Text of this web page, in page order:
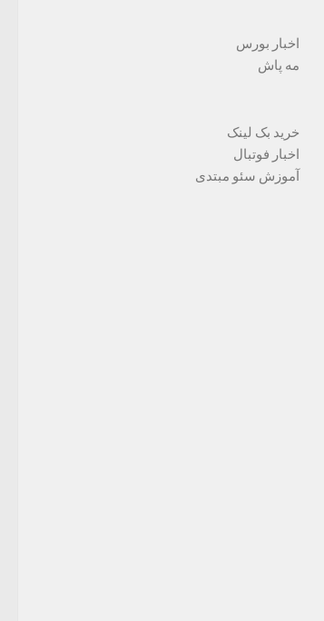
اخبار بورس
مه پاش
خرید بک لینک
اخبار فوتبال
آموزش سئو مبتدی